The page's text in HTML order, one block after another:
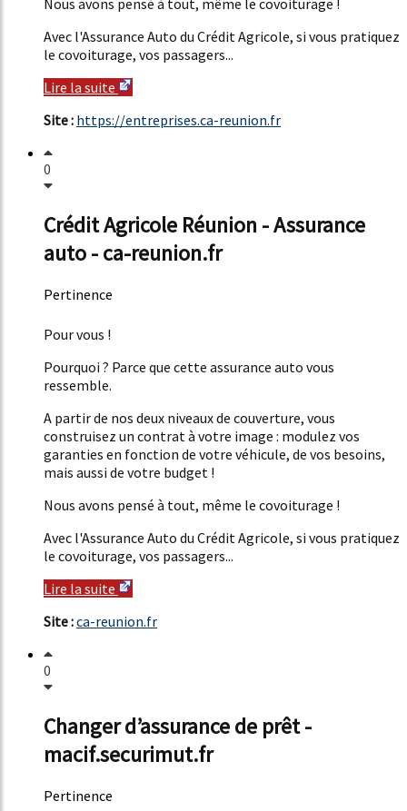
Nous avons pensé à tout, même le covoiturage !
Avec l'Assurance Auto du Crédit Agricole, si vous pratiquez
le covoiturage, vos passagers...
Lire la suite
Site : https://entreprises.ca-reunion.fr
0
Crédit Agricole Réunion - Assurance
auto - ca-reunion.fr
Pertinence
Pour vous !
Pourquoi ? Parce que cette assurance auto vous
ressemble.
A partir de nos deux niveaux de couverture, vous
construisez un contrat à votre image : modulez vos
garanties en fonction de votre véhicule, de vos besoins,
mais aussi de votre budget !
Nous avons pensé à tout, même le covoiturage !
Avec l'Assurance Auto du Crédit Agricole, si vous pratiquez
le covoiturage, vos passagers...
Lire la suite
Site :ca-reunion.fr
0
Changer d’assurance de prêt -
macif.securimut.fr
Pertinence